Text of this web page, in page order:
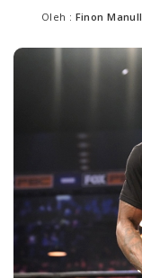
Oleh : Finon